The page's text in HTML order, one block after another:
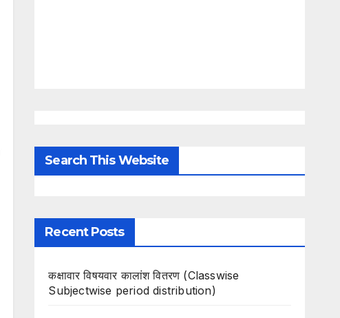
Search This Website
Recent Posts
कक्षावार विषयवार कालांश वितरण (Classwise
Subjectwise period distribution)